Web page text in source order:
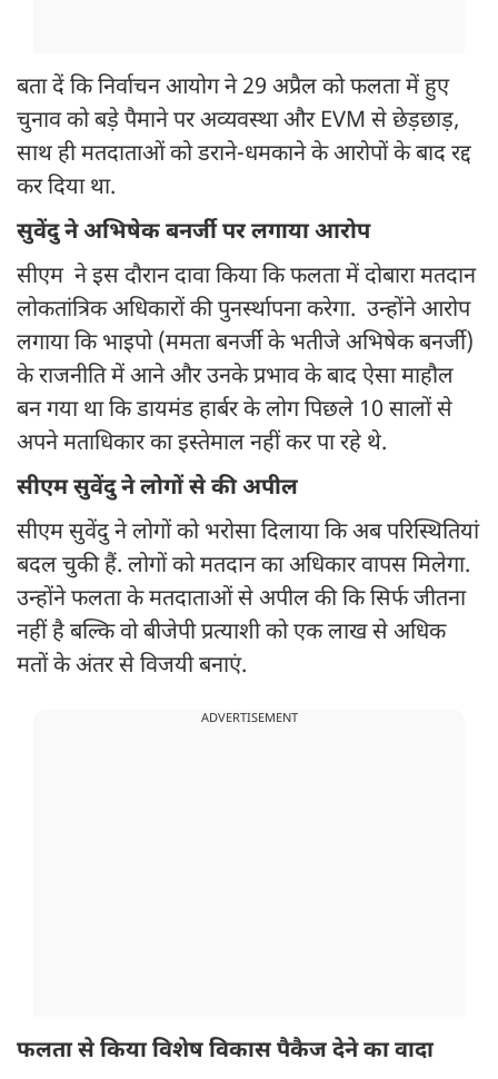
बता दें कि निर्वाचन आयोग ने 29 अप्रैल को फलता में हुए
चुनाव को बड़े पैमाने पर अव्यवस्था और EVM से छेड़छाड़,
साथ ही मतदाताओं को डराने-धमकाने के आरोपों के बाद रद्द
कर दिया था.
सुवेंदु ने अभिषेक बनर्जी पर लगाया आरोप
सीएम ने इस दौरान दावा किया कि फलता में दोबारा मतदान
लोकतांत्रिक अधिकारों की पुनर्स्थापना करेगा. उन्होंने आरोप
लगाया कि भाइपो (ममता बनर्जी के भतीजे अभिषेक बनर्जी)
के राजनीति में आने और उनके प्रभाव के बाद ऐसा माहौल
बन गया था कि डायमंड हार्बर के लोग पिछले 10 सालों से
अपने मताधिकार का इस्तेमाल नहीं कर पा रहे थे.
सीएम सुवेंदु ने लोगों से की अपील
सीएम सुवेंदु ने लोगों को भरोसा दिलाया कि अब परिस्थितियां
बदल चुकी हैं. लोगों को मतदान का अधिकार वापस मिलेगा.
उन्होंने फलता के मतदाताओं से अपील की कि सिर्फ जीतना
नहीं है बल्कि वो बीजेपी प्रत्याशी को एक लाख से अधिक
मतों के अंतर से विजयी बनाएं.
ADVERTISEMENT
फलता से किया विशेष विकास पैकैज देने का वादा